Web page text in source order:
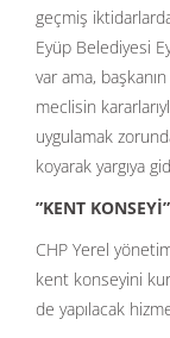
geçmiş
Eyüp Belediyesi
var ama,
meclisin
uygulamak
koyarak yargıya
”KENT KONSEYİ”
CHP Yerel
kent konseyini
de yapılacak